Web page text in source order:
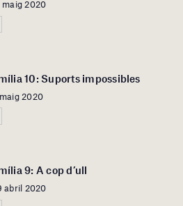
maig 2020
10: Suports impossibles
2020
9: A cop d’ull
abril 2020